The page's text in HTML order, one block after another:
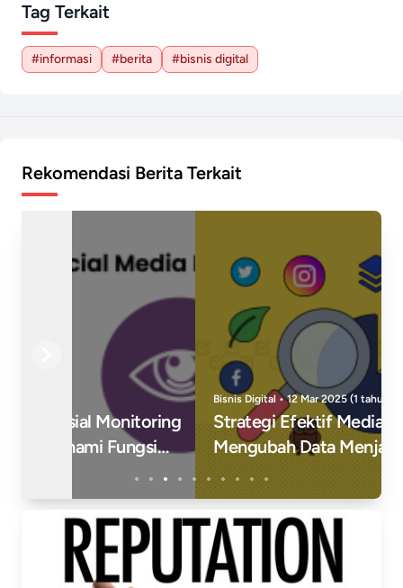
Tag Terkait
#informasi #berita #bisnis digital
Rekomendasi Berita Terkait
Bisnis Digital • 12 Mar 2025 (1 tahun yang lalu)
Strategi Efektif Media Monitoring:
Mengubah Data Menjadi Keputusan